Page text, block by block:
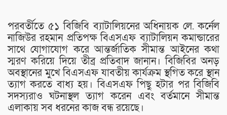
পরবর্তীতে ৫১ বিজিবি ব্যাটালিয়নের অধিনায়ক লে. কর্নেল
নাজিউর রহমান প্রতিপক্ষ বিএসএফ ব্যাটালিয়ন কমান্ডারের
সাথে যোগাযোগ করে আন্তর্জাতিক সীমান্ত আইনের কথা
স্মরণ করিয়ে দিয়ে তীব্র প্রতিবাদ জানান। বিজিবির অনড়
অবস্থানের মুখে বিএসএফ যাবতীয় কার্যক্রম স্থগিত করে স্থান
ত্যাগ করতে বাধ্য হয়। বিএসএফ পিছু হটার পর বিজিবি
সদস্যরাও ঘটনাস্থল ত্যাগ করেন এবং বর্তমানে সীমান্ত
এলাকায় সব ধরনের কাজ বন্ধ রয়েছে।